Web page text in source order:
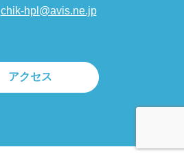
chik-hpl@avis.ne.jp
アクセス